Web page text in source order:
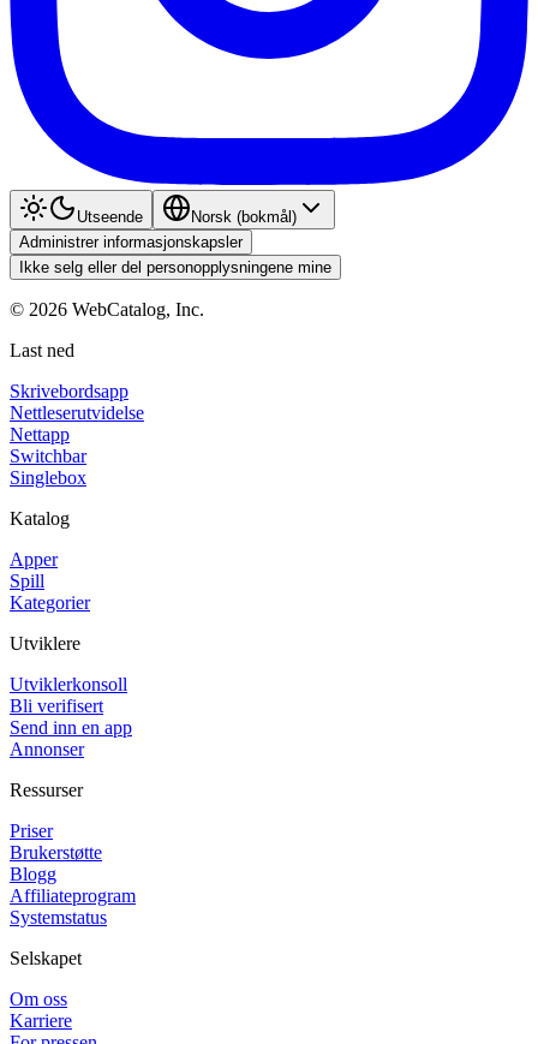
Utseende
Norsk (bokmål)
Administrer informasjonskapsler
Ikke selg eller del personopplysningene mine
© 2026 WebCatalog, Inc.
Last ned
Skrivebordsapp
Nettleserutvidelse
Nettapp
Switchbar
Singlebox
Katalog
Apper
Spill
Kategorier
Utviklere
Utviklerkonsoll
Bli verifisert
Send inn en app
Annonser
Ressurser
Priser
Brukerstøtte
Blogg
Affiliateprogram
Systemstatus
Selskapet
Om oss
Karriere